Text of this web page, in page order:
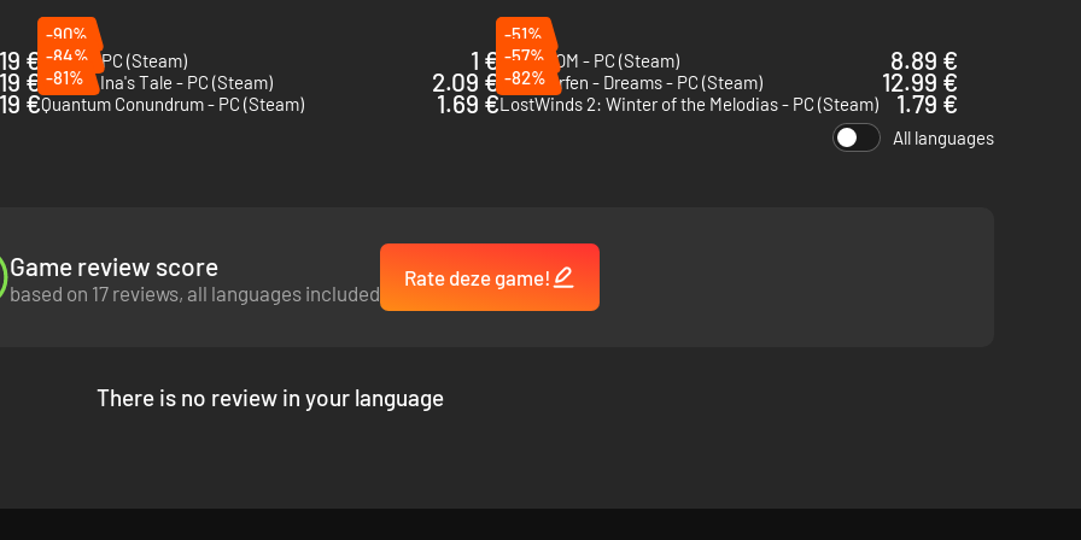
richting, vol puzzels, gevaren en verrassende wezens en personages.
€
-90%
Skully - PC (Steam)
1 €
-51%
POPUCOM - PC (Steam)
8.89 €
€
-84%
Aspire: Ina's Tale - PC (Steam)
2.09 €
-57%
De Smurfen - Dreams - PC (Steam)
12.99 €
€
-81%
Quantum Conundrum - PC (Steam)
1.69 €
-82%
LostWinds 2: Winter of the Melodias - PC (Steam)
1.79 €
All languages
Game review score
based on 17 reviews, all languages included
Rate deze game!
There is no review in your language